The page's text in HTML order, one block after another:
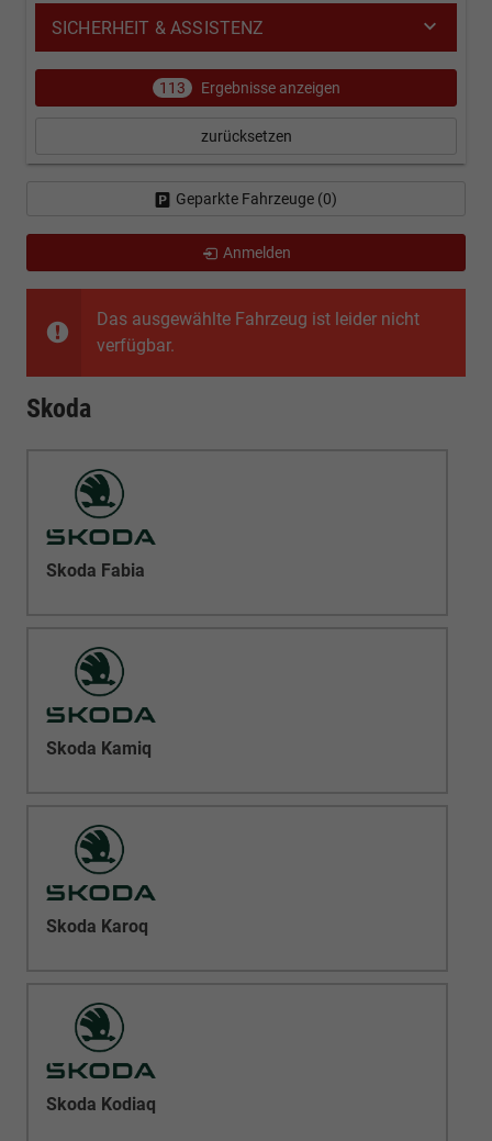
Das ausgewählte Fahrzeug ist leider nicht
verfügbar.
Skoda
Skoda Fabia
Skoda Kamiq
Skoda Karoq
Skoda Kodiaq
SICHERHEIT & ASSISTENZ
113 Ergebnisse anzeigen
zurücksetzen
Geparkte Fahrzeuge (0)
Anmelden